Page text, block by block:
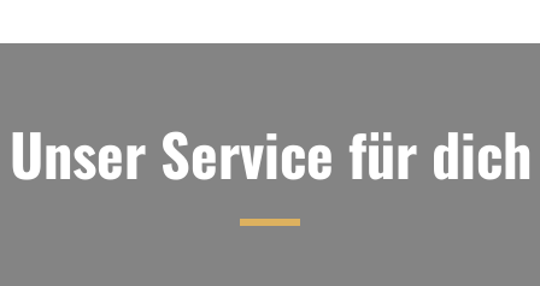
Unser Service für dich